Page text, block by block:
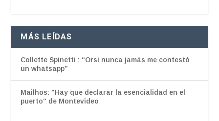
MÁS LEÍDAS
Collette Spinetti : “Orsi nunca jamás me contestó
un whatsapp”
Mailhos: "Hay que declarar la esencialidad en el
puerto" de Montevideo